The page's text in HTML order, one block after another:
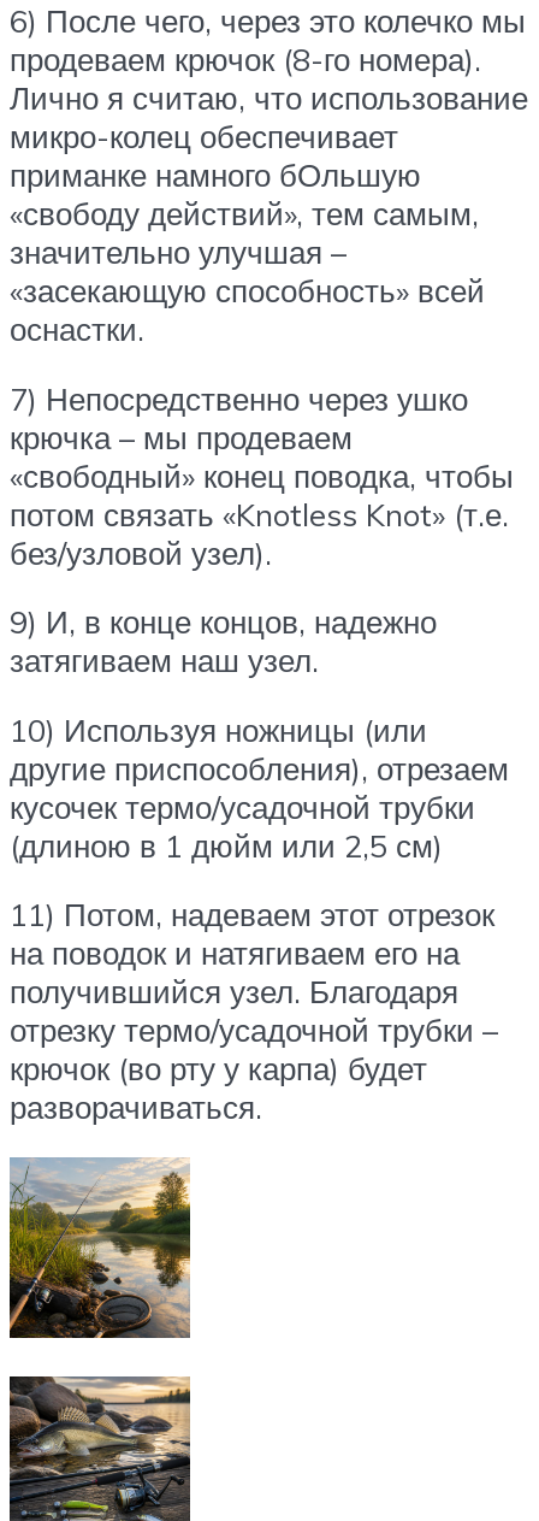
6) После чего, через это колечко мы
продеваем крючок (8-го номера).
Лично я считаю, что использование
микро-колец обеспечивает
приманке намного бОльшую
«свободу действий», тем самым,
значительно улучшая –
«засекающую способность» всей
оснастки.
7) Непосредственно через ушко
крючка – мы продеваем
«свободный» конец поводка, чтобы
потом связать «Knotless Knot» (т.е.
без/узловой узел).
9) И, в конце концов, надежно
затягиваем наш узел.
10) Используя ножницы (или
другие приспособления), отрезаем
кусочек термо/усадочной трубки
(длиною в 1 дюйм или 2,5 см)
11) Потом, надеваем этот отрезок
на поводок и натягиваем его на
получившийся узел. Благодаря
отрезку термо/усадочной трубки –
крючок (во рту у карпа) будет
разворачиваться.